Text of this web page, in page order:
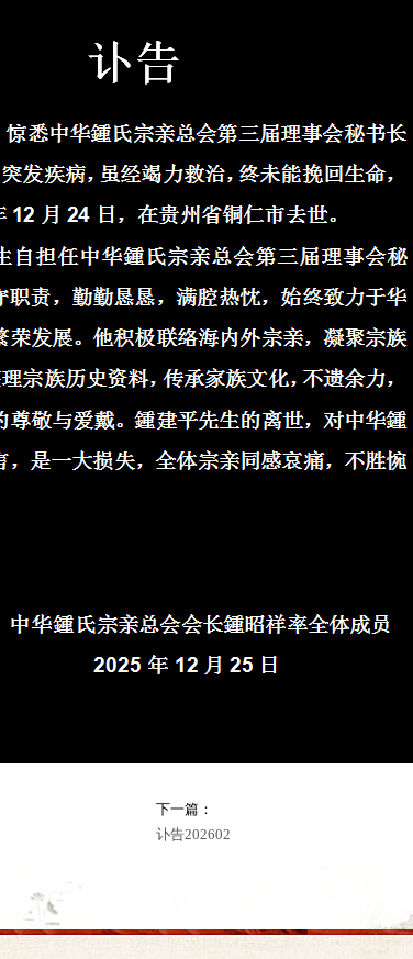
下一篇：
讣告202602